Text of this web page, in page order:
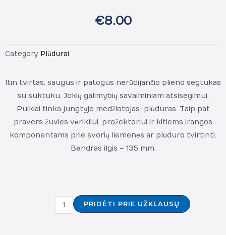
€8.00
Category Plūdurai
Itin tvirtas, saugus ir patogus nerūdijančio plieno segtukas
su suktuku. Jokių galimybių savaiminiam atsisegimui.
Puikiai tinka jungtyje medžiotojas-plūduras. Taip pat
pravers žuvies vėrikliui, prožektoriui ir kitiems irangos
komponentams prie svorių liemenės ar plūduro tvirtinti.
Bendras ilgis – 135 mm.
produkto
kiekis:
PRIDĖTI PRIE UŽKLAUSŲ